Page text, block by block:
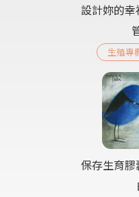
設計妳的
生殖專
保存生育